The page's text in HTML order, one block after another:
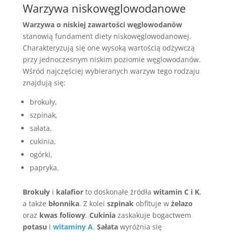
Warzywa niskowęglowodanowe
Warzywa o niskiej zawartości węglowodanów
stanowią fundament diety niskowęglowodanowej.
Charakteryzują się one wysoką wartością odżywczą
przy jednoczesnym niskim poziomie węglowodanów.
Wśród najczęściej wybieranych warzyw tego rodzaju
znajdują się:
brokuły,
szpinak,
sałata,
cukinia,
ogórki,
papryka.
Brokułyi kalafiorto doskonałe źródła witamin C i K,
a także błonnika. Z kolei szpinakobfituje w żelazo
oraz kwas foliowy. Cukiniazaskakuje bogactwem
potasu i witaminy A. Sałatawyróżnia się